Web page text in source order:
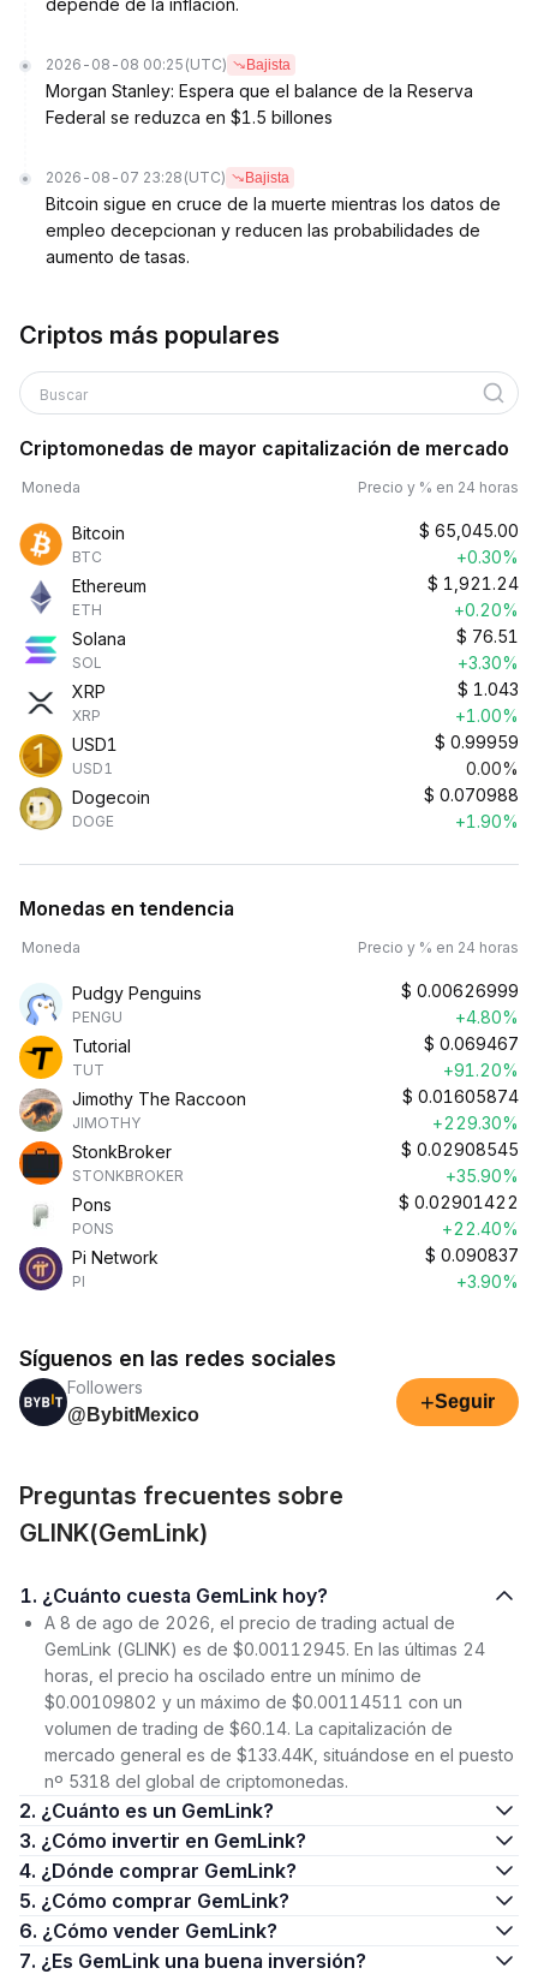
depende de la inflación.
2026-08-08 00:25 (UTC) Bajista
Morgan Stanley: Espera que el balance de la Reserva
Federal se reduzca en $1.5 billones
2026-08-07 23:28 (UTC) Bajista
Bitcoin sigue en cruce de la muerte mientras los datos de
empleo decepcionan y reducen las probabilidades de
aumento de tasas.
Criptos más populares
Buscar
Criptomonedas de mayor capitalización de mercado
Moneda Precio y % en 24 horas
Bitcoin
BTC
$ 65,045.00
+0.30%
Ethereum
ETH
$ 1,921.24
+0.20%
Solana
SOL
$ 76.51
+3.30%
XRP
XRP
$ 1.043
+1.00%
USD1
USD1
$ 0.99959
0.00%
Dogecoin
DOGE
$ 0.070988
+1.90%
Monedas en tendencia
Moneda Precio y % en 24 horas
Pudgy Penguins
PENGU
$ 0.00626999
+4.80%
Tutorial
TUT
$ 0.069467
+91.20%
Jimothy The Raccoon
JIMOTHY
$ 0.01605874
+229.30%
StonkBroker
STONKBROKER
$ 0.02908545
+35.90%
Pons
PONS
$ 0.02901422
+22.40%
Pi Network
PI
$ 0.090837
+3.90%
Síguenos en las redes sociales
Followers
@BybitMexico
+Seguir
Preguntas frecuentes sobre
GLINK(GemLink)
1. ¿Cuánto cuesta GemLink hoy?
A 8 de ago de 2026, el precio de trading actual de
GemLink (GLINK) es de $0.00112945. En las últimas 24
horas, el precio ha oscilado entre un mínimo de
$0.00109802 y un máximo de $0.00114511 con un
volumen de trading de $60.14. La capitalización de
mercado general es de $133.44K, situándose en el puesto
nº 5318 del global de criptomonedas.
2. ¿Cuánto es un GemLink?
3. ¿Cómo invertir en GemLink?
4. ¿Dónde comprar GemLink?
5. ¿Cómo comprar GemLink?
6. ¿Cómo vender GemLink?
7. ¿Es GemLink una buena inversión?